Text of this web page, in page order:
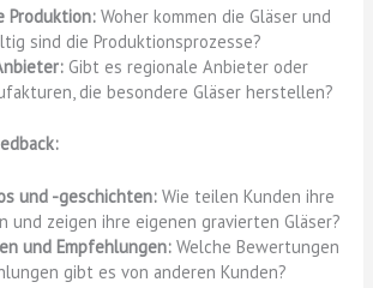
Produktion: Woher kommen die Gläser und
sind die Produktionsprozesse?
Gibt es regionale Anbieter oder
die besondere Gläser herstellen?
und -geschichten: Wie teilen Kunden ihre
und zeigen ihre eigenen gravierten Gläser?
und Empfehlungen: Welche Bewertungen
gibt es von anderen Kunden?